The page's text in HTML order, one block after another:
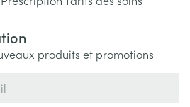
produits et promotions